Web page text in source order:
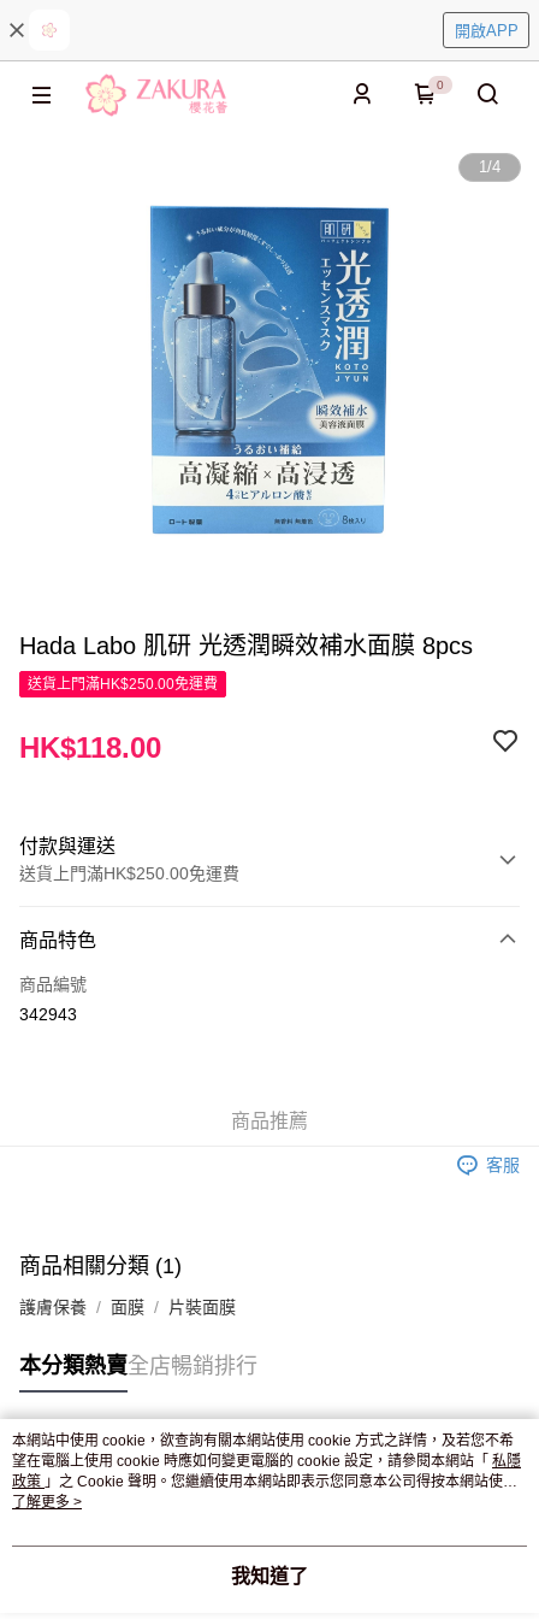
開啟APP
0
1/4
Hada Labo 肌研 光透潤瞬效補水面膜 8pcs
送貨上門滿HK$250.00免運費
HK$118.00
付款與運送
送貨上門滿HK$250.00免運費
信用卡
Apple Pay
付款後門市自取，訂單確認後2-4個工作天到店，7天內取。逾期後
商品特色
商品編號
342943
商品推薦
客服
商品相關分類 (1)
護膚保養 面膜 片裝面膜
本分類熱賣全店暢銷排行
熱門標籤
熱銷排行
本網站中使用 cookie，欲查詢有關本網站使用 cookie 方式之詳情，及若您不希
望在電腦上使用 cookie 時應如何變更電腦的 cookie 設定，請參閱本網站「 私隱
政策 」之 Cookie 聲明。您繼續使用本網站即表示您同意本公司得按本網站使用
條款之 Cookie 聲明使用 cookie。
了解更多 >
我知道了